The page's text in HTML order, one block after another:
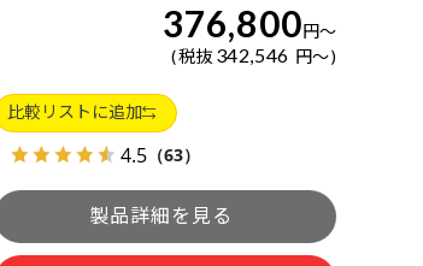
376,800円～
税抜 342,546 円～
比較リストに追加
4.5 （63）